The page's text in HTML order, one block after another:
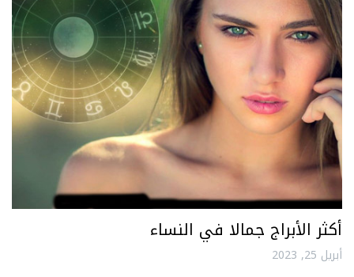
أكثر الأبراج جمالا في النساء
أبريل 25, 2023